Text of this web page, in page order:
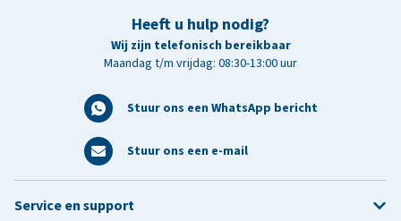
Heeft u hulp nodig?
Wij zijn telefonisch bereikbaar
Maandag t/m vrijdag: 08:30-13:00 uur
Stuur ons een WhatsApp bericht
Stuur ons een e-mail
Service en support